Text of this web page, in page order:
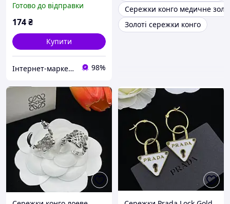
26793
Готово до відправки
174₴
Купити
Інтернет-маркет "Прикраса" 98%
Сережки конго медичне
Золоті сережки конго